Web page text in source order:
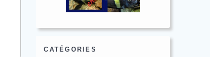
CATÉGORIES